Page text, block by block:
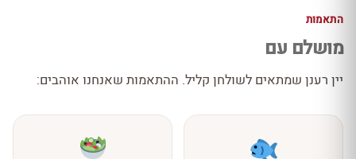
התאמות
מושלם עם
יין רענן שמתאים לשולחן קליל. ההתאמות שאנחנו אוהבים: